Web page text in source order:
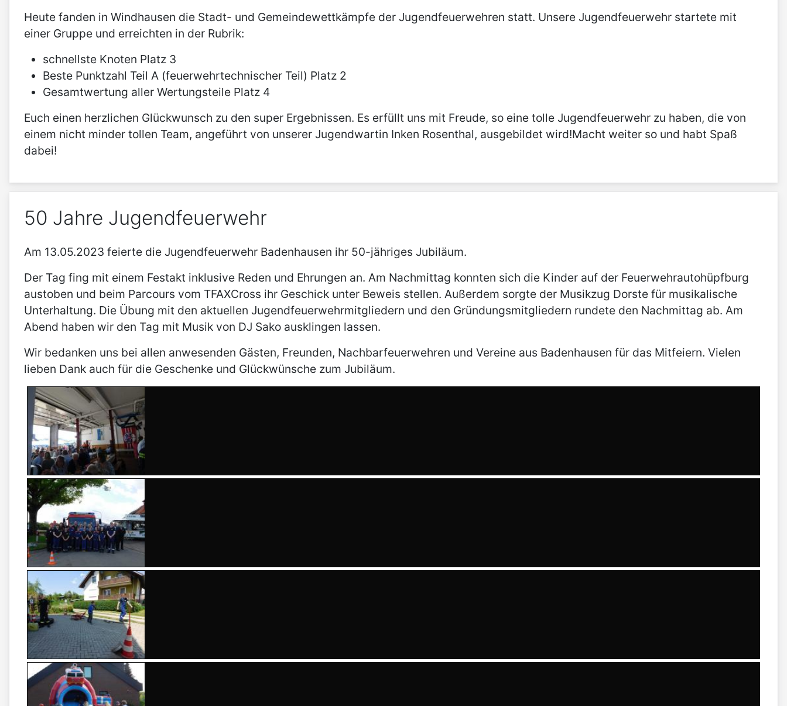
Heute fanden in Windhausen die Stadt- und Gemeindewettkämpfe der Jugendfeuerwehren statt. Unsere Jugendfeuerwehr startete mit
einer Gruppe und erreichten in der Rubrik:
schnellste Knoten Platz 3
Beste Punktzahl Teil A (feuerwehrtechnischer Teil) Platz 2
Gesamtwertung aller Wertungsteile Platz 4
Euch einen herzlichen Glückwunsch zu den super Ergebnissen. Es erfüllt uns mit Freude, so eine tolle Jugendfeuerwehr zu haben, die von
einem nicht minder tollen Team, angeführt von unserer Jugendwartin Inken Rosenthal, ausgebildet wird!Macht weiter so und habt Spaß
dabei!
50 Jahre Jugendfeuerwehr
Am 13.05.2023 feierte die Jugendfeuerwehr Badenhausen ihr 50-jähriges Jubiläum.
Der Tag fing mit einem Festakt inklusive Reden und Ehrungen an. Am Nachmittag konnten sich die Kinder auf der Feuerwehrautohüpfburg
austoben und beim Parcours vom TFAXCross ihr Geschick unter Beweis stellen. Außerdem sorgte der Musikzug Dorste für musikalische
Unterhaltung. Die Übung mit den aktuellen Jugendfeuerwehrmitgliedern und den Gründungsmitgliedern rundete den Nachmittag ab. Am
Abend haben wir den Tag mit Musik von DJ Sako ausklingen lassen.
Wir bedanken uns bei allen anwesenden Gästen, Freunden, Nachbarfeuerwehren und Vereine aus Badenhausen für das Mitfeiern. Vielen
lieben Dank auch für die Geschenke und Glückwünsche zum Jubiläum.